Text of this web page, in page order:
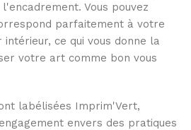
Vous pouvez
parfaitement à votre
ce qui vous donne la
votre art comme bon vous
labélisées Imprim'Vert,
envers des pratiques